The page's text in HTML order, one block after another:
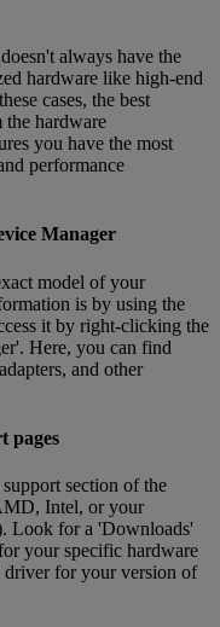
always have the
hardware like high-end
cases, the best
the hardware
you have the most
performance
Manager
model of your
is by using the
it by right-clicking the
Here, you can find
and other
pages
section of the
Intel, or your
Look for a 'Downloads'
your specific hardware
driver for your version of